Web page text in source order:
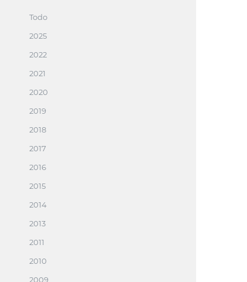
Todo
2025
2022
2021
2020
2019
2018
2017
2016
2015
2014
2013
2011
2010
2009